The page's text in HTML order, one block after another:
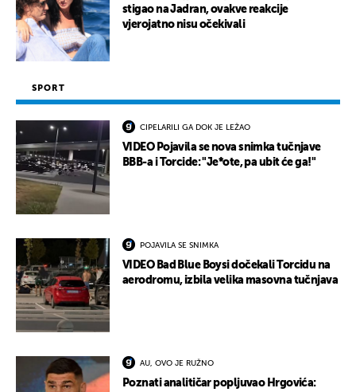
stigao na Jadran, ovakve reakcije
vjerojatno nisu očekivali
SPORT
CIPELARILI GA DOK JE LEŽAO
VIDEO Pojavila se nova snimka tučnjave
BBB-a i Torcide: "Je*ote, pa ubit će ga!"
POJAVILA SE SNIMKA
VIDEO Bad Blue Boysi dočekali Torcidu na
aerodromu, izbila velika masovna tučnjava
AU, OVO JE RUŽNO
Poznati analitičar popljuvao Hrgovića: